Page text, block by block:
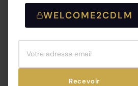
WELCOME2CDLM
Recevoir